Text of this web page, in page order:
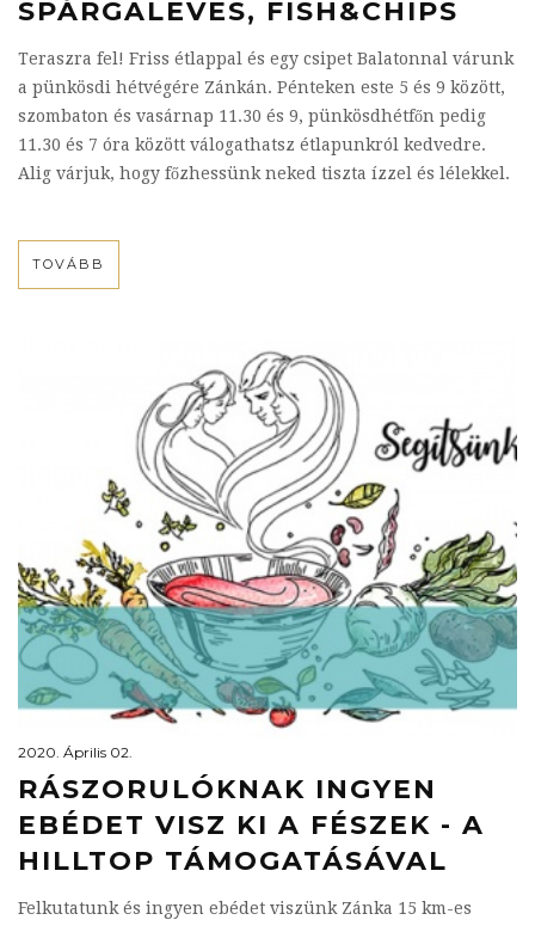
SPÁRGALEVES, FISH&CHIPS
Teraszra fel! Friss étlappal és egy csipet Balatonnal várunk
a pünkösdi hétvégére Zánkán. Pénteken este 5 és 9 között,
szombaton és vasárnap 11.30 és 9, pünkösdhétfőn pedig
11.30 és 7 óra között válogathatsz étlapunkról kedvedre.
Alig várjuk, hogy főzhessünk neked tiszta ízzel és lélekkel.
TOVÁBB
2020. Április 02.
RÁSZORULÓKNAK INGYEN
EBÉDET VISZ KI A FÉSZEK - A
HILLTOP TÁMOGATÁSÁVAL
Felkutatunk és ingyen ebédet viszünk Zánka 15 km-es